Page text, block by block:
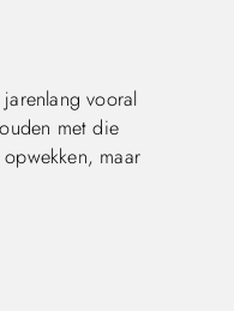
vooral
met die
maar